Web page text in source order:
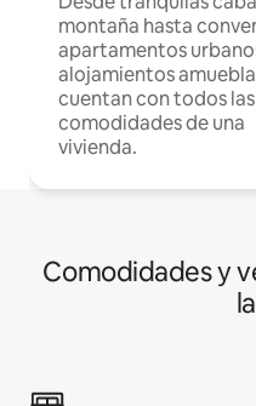
montaña hasta
apartamentos
alojamientos
cuentan con todos las
comodidades de una
vivienda.
Comodidades y